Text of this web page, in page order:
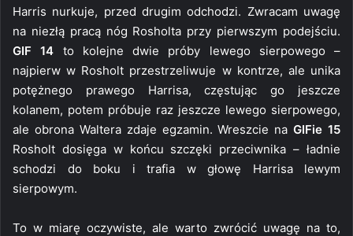
Harris nurkuje, przed drugim odchodzi. Zwracam uwagę
na niezłą pracą nóg Rosholta przy pierwszym podejściu.
GIF 14 to kolejne dwie próby lewego sierpowego –
najpierw w Rosholt przestrzeliwuje w kontrze, ale unika
potężnego prawego Harrisa, częstując go jeszcze
kolanem, potem próbuje raz jeszcze lewego sierpowego,
ale obrona Waltera zdaje egzamin. Wreszcie naGIFie 15
Rosholt dosięga w końcu szczęki przeciwnika – ładnie
schodzi do boku i trafia w głowę Harrisa lewym
sierpowym.
To w miarę oczywiste, ale warto zwrócić uwagę na to,